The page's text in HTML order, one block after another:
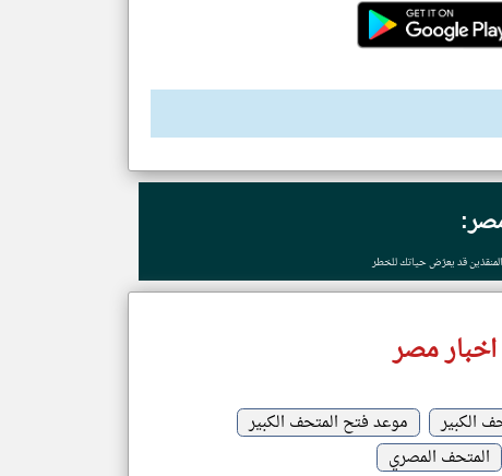
قد يعرّض حياتك للخطر
مصر
الكبير
موعد فتح المتحف الكبير
المتحف المصري